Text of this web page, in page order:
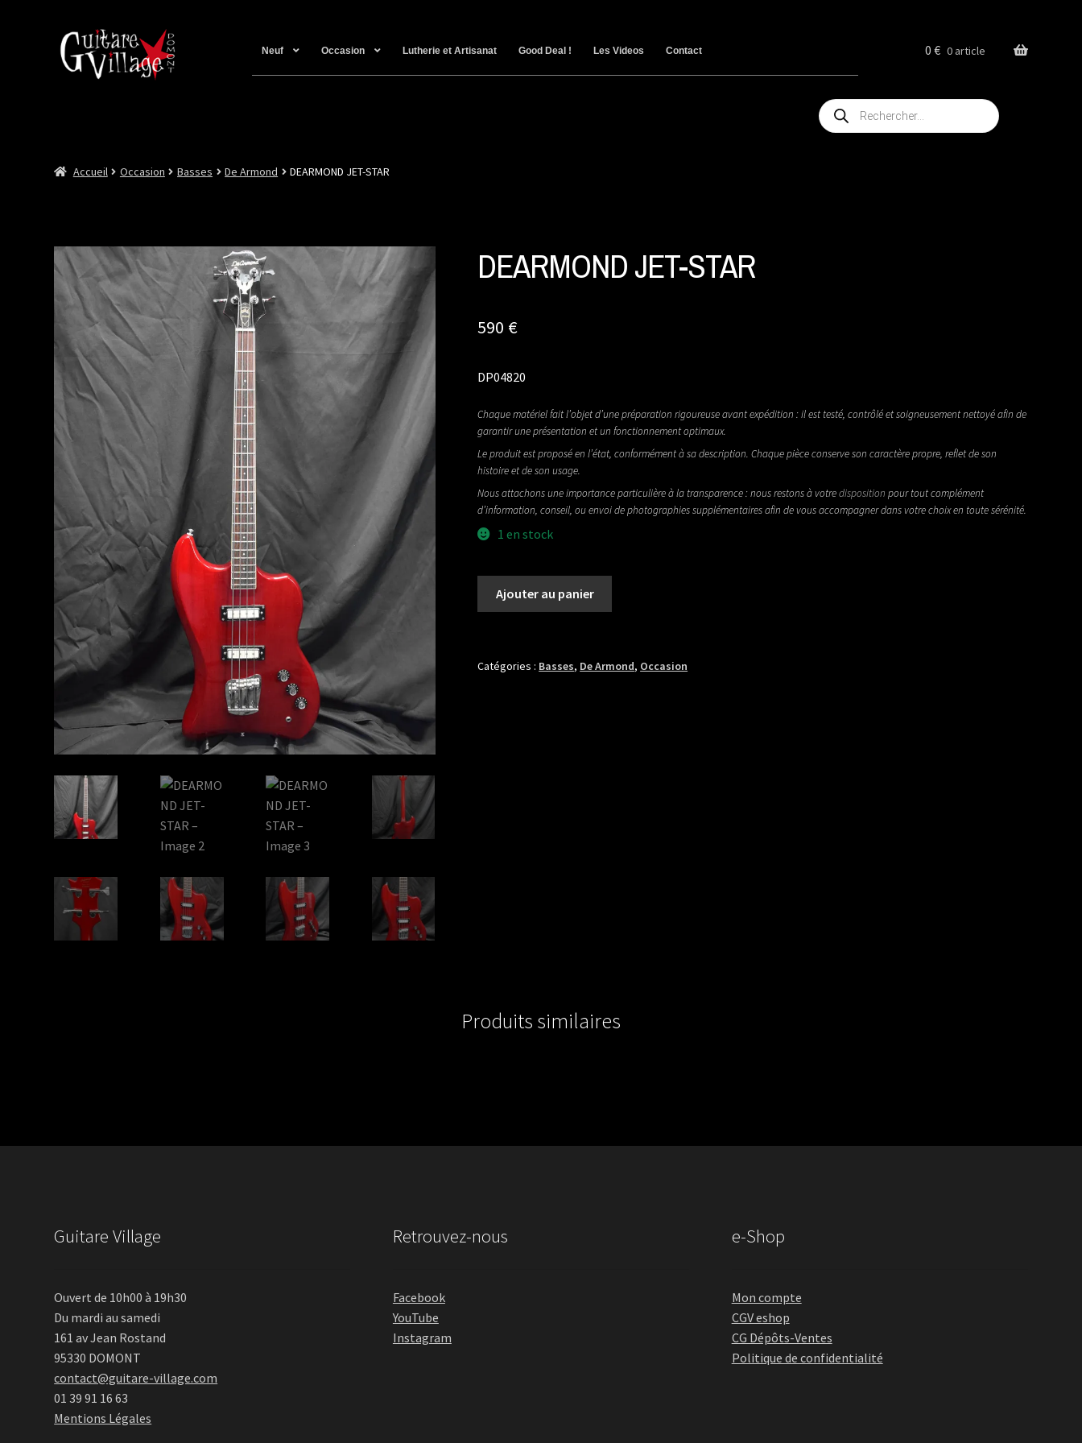
Neuf Occasion Lutherie et Artisanat Good Deal ! Les Videos Contact 0€ 0 article
Recherche
de
produits
Accueil Occasion Basses De Armond DEARMOND JET-STAR
DEARMOND JET-STAR
590 €
DP04820
Chaque matériel fait l’objet d’une préparation rigoureuse avant expédition : il est testé, contrôlé et soigneusement nettoyé afin de
garantir une présentation et un fonctionnement optimaux.
Le produit est proposé en l’état, conformément à sa description. Chaque pièce conserve son caractère propre, reflet de son
histoire et de son usage.
Nous attachons une importance particulière à la transparence : nous restons à votredisposition pour tout complément
d’information, conseil, ou envoi de photographies supplémentaires afin de vous accompagner dans votre choix en toute sérénité.
1 en stock
STAR
Ajouter au panier
Catégories : Basses, De Armond, Occasion
Produits similaires
Guitare Village
Ouvert de 10h00 à 19h30
Du mardi au samedi
161 av Jean Rostand
95330 DOMONT
contact@guitare-village.com
01 39 91 16 63
Mentions Légales
Retrouvez-nous
Facebook
YouTube
Instagram
e-Shop
Mon compte
CGV eshop
CG Dépôts-Ventes
Politique de confidentialité